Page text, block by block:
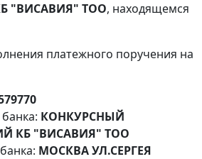
"ВИСАВИЯ" ТОО, находящемся
платежного поручения на
КОНКУРСНЫЙ
КБ "ВИСАВИЯ" ТОО
МОСКВА УЛ.СЕРГЕЯ